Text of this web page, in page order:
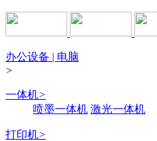
办公设备 | 电脑
>
一体机>
喷墨一体机 激光一体机
打印机>